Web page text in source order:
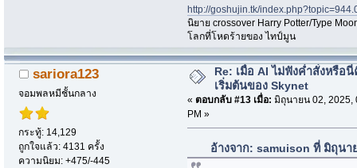
http://goshujin.tk/
นิยาย crossover Harry Potter/Type
โลกที่โหดร้ายของ ไทป์มูน
sariora123
จอมพลหมีชั้นกลาง
กระทู้: 14,129
ถูกใจแล้ว: 4131 ครั้ง
ความนิยม: +475/-445
Re: เมื่อ AI ไม่ฟังค่ำสั่งหรือ
เริ่มต้นของ Skynet
« ตอบกลับ #13 เมื่อ: มิถุนายน 02, 2025,
PM »
อ้างจาก: samuison ที่ มิถุนา